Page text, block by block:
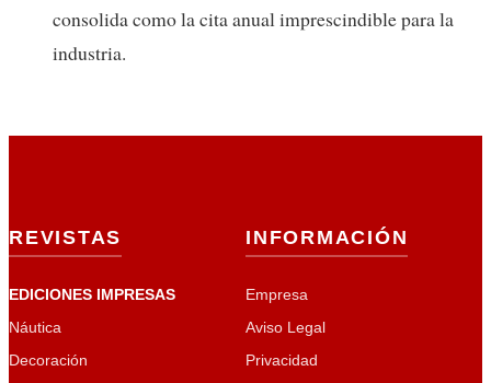
consolida como la cita anual imprescindible para la
industria.
REVISTAS
EDICIONES IMPRESAS
Náutica
Decoración
INFORMACIÓN
Empresa
Aviso Legal
Privacidad